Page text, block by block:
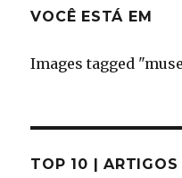
VOCÊ ESTÁ EM
Images tagged
TOP 10 | ARTIGOS